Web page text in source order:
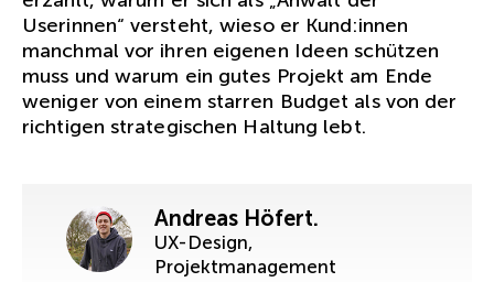
Userinnen“ versteht, wieso er Kund:innen
manchmal vor ihren eigenen Ideen schützen
muss und warum ein gutes Projekt am Ende
weniger von einem starren Budget als von der
richtigen strategischen Haltung lebt.
Andreas Höfert.
UX-Design,
Projektmanagement